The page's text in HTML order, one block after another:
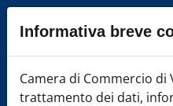
Sezione salto
Vai alla sezione
Vai al footer
Camera di
Informativa breve
Camera di Commercio di
trattamento dei dati,